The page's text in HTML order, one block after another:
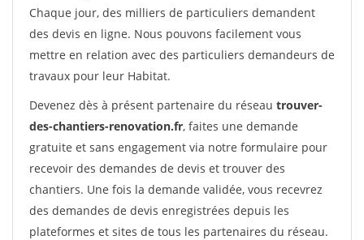
Chaque jour, des milliers de particuliers demandent
des devis en ligne. Nous pouvons facilement vous
mettre en relation avec des particuliers demandeurs de
travaux pour leur Habitat.
Devenez dès à présent partenaire du réseau trouver-
des-chantiers-renovation.fr, faites une demande
gratuite et sans engagement via notre formulaire pour
recevoir des demandes de devis et trouver des
chantiers. Une fois la demande validée, vous recevrez
des demandes de devis enregistrées depuis les
plateformes et sites de tous les partenaires du réseau.